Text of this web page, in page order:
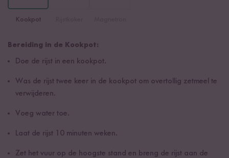
Kookpot
Bereiding in de Kookpot:
Doe de rijst in een kookpot.
Was de rijst twee keer in de kookpot om overtollig zetmeel te
verwijderen.
Voeg water toe.
Laat de rijst 10 minuten weken.
Zet het vuur op de hoogste stand en breng de rijst aan de